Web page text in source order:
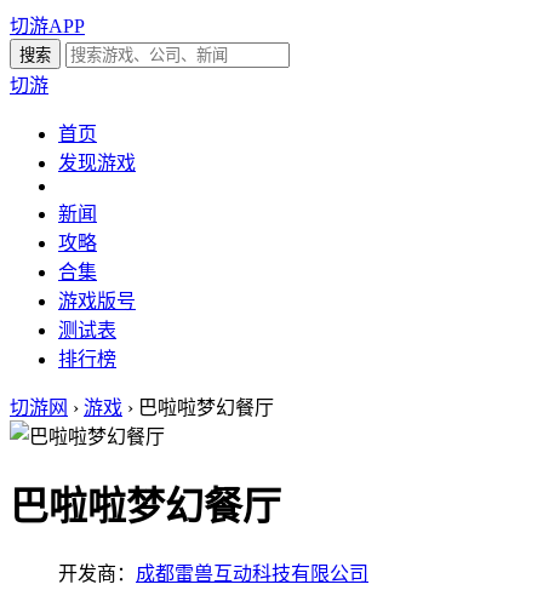
切游APP
切游
首页
发现游戏
新闻
攻略
合集
游戏版号
测试表
排行榜
切游网 › 游戏 › 巴啦啦梦幻餐厅
巴啦啦梦幻餐厅
开发商： 成都雷兽互动科技有限公司